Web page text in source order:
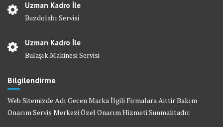
Uzman Kadro İle
Buzdolabı Servisi
Uzman Kadro İle
Bulaşık Makinesi Servisi
Bilgilendirme
Web Sitemizde Adı Gecen Marka İlgili Firmalara Aittir Bakım
Onarım Servis Merkezi Özel Onarım Hizmeti Sunmaktadır.